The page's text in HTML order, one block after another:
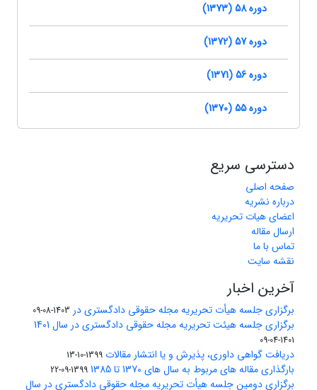
دوره 58 (1373)
دوره 57 (1372)
دوره 56 (1371)
دوره 55 (1370)
دسترسی سریع
صفحه اصلی
درباره نشریه
اعضای هیات تحریریه
ارسال مقاله
تماس با ما
نقشه سایت
آخرین اخبار
برگزاری جلسه هیأت تحریریه مجله حقوقی دادگستری در 1403-08-09
برگزاری جلسه هیئت تحریریه مجله حقوقی دادگستری در سال 1401
1401-04-09
دریافت گواهی داوری، پذیرش و یا انتشار مقالات 1399-10-13
بارگذاری مقاله های مربوط به سال های 1370 تا 1385 1399-09-22
برگزاری دومین جلسه هیأت تحریریه مجله حقوقی دادگستری در سال